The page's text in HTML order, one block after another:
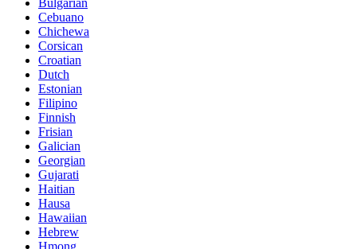
Cebuano
Chichewa
Corsican
Croatian
Dutch
Estonian
Filipino
Finnish
Frisian
Galician
Georgian
Gujarati
Haitian
Hausa
Hawaiian
Hebrew
Hmong